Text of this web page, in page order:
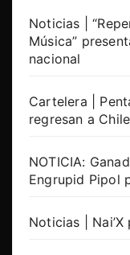
Noticias |
Música”
nacional
Cartelera |
regresan a
NOTICIA:
Engrupid Pipol
Noticias | Nai’X